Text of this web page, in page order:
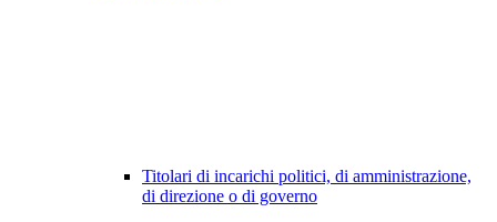
Titolari di incarichi politici, di amministrazione,
di direzione o di governo